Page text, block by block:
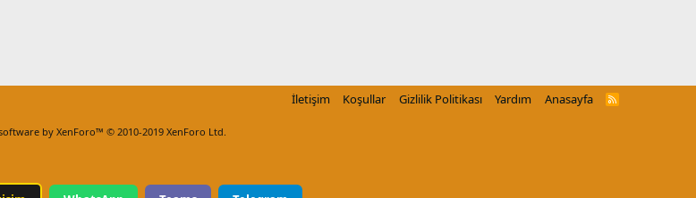
İletişim Koşullar Gizlilik Politikası Yardım Anasayfa
R
by XenForo™ © 2010-2019 XenForo Ltd.